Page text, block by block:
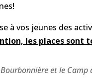
à vos jeunes des
les places sont
et le